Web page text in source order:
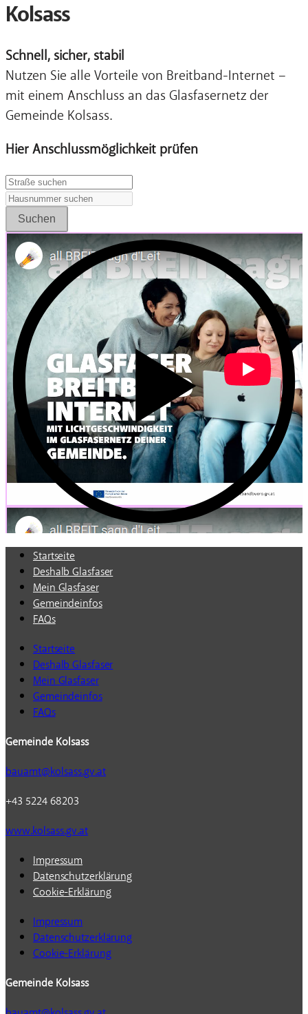
Kolsass
Schnell, sicher, stabil
Nutzen Sie alle Vorteile von Breitband-Internet –
mit einem Anschluss an das Glasfasernetz der
Gemeinde Kolsass.
Hier Anschlussmöglichkeit prüfen
Suchen
Startseite
Deshalb Glasfaser
Mein Glasfaser
Gemeindeinfos
FAQs
Startseite
Deshalb Glasfaser
Mein Glasfaser
Gemeindeinfos
FAQs
Gemeinde Kolsass
bauamt@kolsass.gv.at
+43 5224 68203
www.kolsass.gv.at
Impressum
Datenschutzerklärung
Cookie-Erklärung
Impressum
Datenschutzerklärung
Cookie-Erklärung
Gemeinde Kolsass